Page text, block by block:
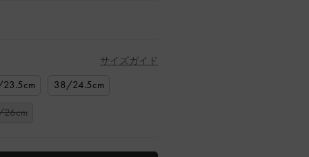
サイズガイド
38/24.5cm